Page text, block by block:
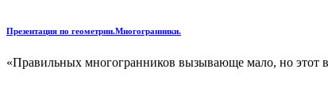
Презентация по геометрии.Многогранники.
«Правильных многогранников вызывающе мало, но этот